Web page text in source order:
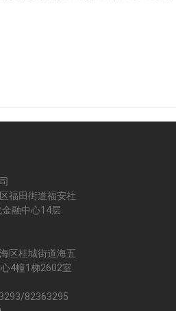
福田街道福安社
融中心14层
区桂城街道海五
4幢1梯2602室
82363295